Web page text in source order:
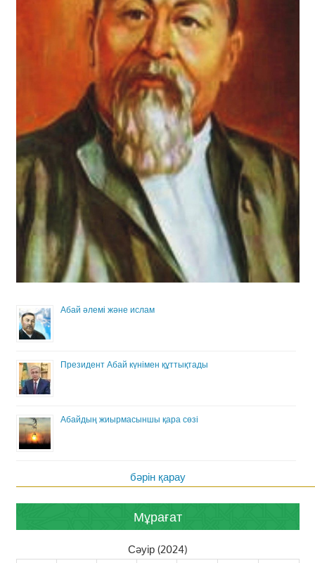
Абай әлемі және ислам
Президент Абай күнімен құттықтады
Абайдың жиырмасыншы қара сөзі
бәрін қарау
Мұрағат
Сәуір (2024)